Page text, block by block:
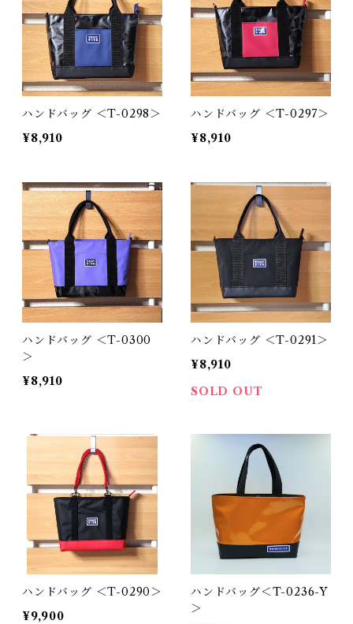
ハンドバッグ ＜T-0298＞
¥8,910
ハンドバッグ ＜T-0297＞
¥8,910
ハンドバッグ ＜T-0300
＞
¥8,910
ハンドバッグ ＜T-0291＞
¥8,910
SOLD OUT
ハンドバッグ ＜T-0290＞
¥9,900
ハンドバッグ＜T-0236-Y
＞